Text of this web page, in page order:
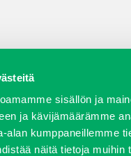
sisällön ja
ja kävijämäärämme
alan kumppaneillemme
näitä tietoja
ja varaosat